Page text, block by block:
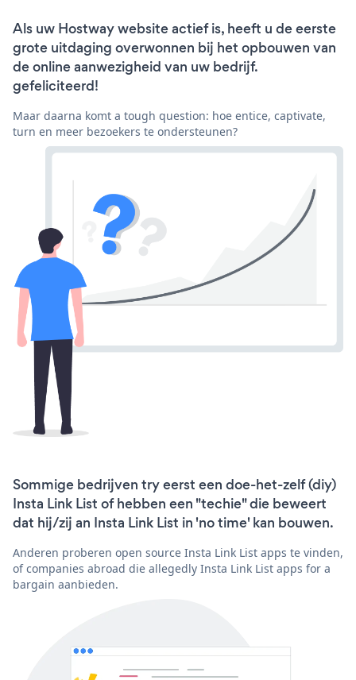
Als uw Hostway website actief is, heeft u de eerste
grote uitdaging overwonnen bij het opbouwen van
de online aanwezigheid van uw bedrijf.
gefeliciteerd!
Maar daarna komt a tough question: hoe entice, captivate,
turn en meer bezoekers te ondersteunen?
Sommige bedrijven try eerst een doe-het-zelf (diy)
Insta Link List of hebben een "techie" die beweert
dat hij/zij an Insta Link List in 'no time' kan bouwen.
Anderen proberen open source Insta Link List apps te vinden,
of companies abroad die allegedly Insta Link List apps for a
bargain aanbieden.